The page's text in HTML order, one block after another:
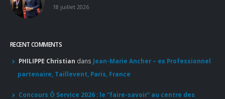
18 juillet 2026
RECENT COMMENTS
PHILIPPE Christian dans Jean-Marie Ancher – ex Professionnel
partenaire, Taillevent, Paris, France
Concours Ô Service 2026 : le “faire-savoir” au centre des